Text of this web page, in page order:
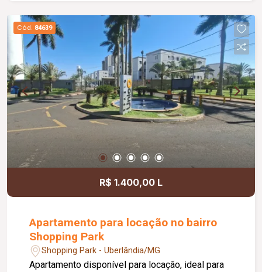
Cód. 84639
R$ 1.400,00 L
Apartamento para locação no bairro
Shopping Park
Shopping Park - Uberlândia/MG
Apartamento disponível para locação, ideal para